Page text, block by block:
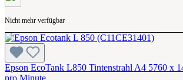
Nicht mehr verfügbar
Epson EcoTank L850 Tintenstrahl A4 5760 x
pro Minute